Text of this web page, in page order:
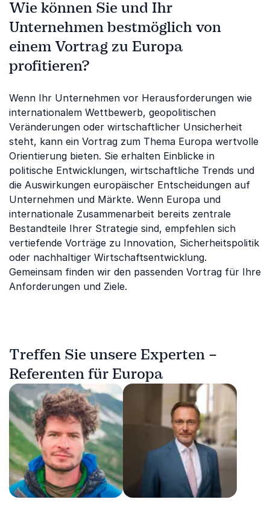
Wie können Sie und Ihr
Unternehmen bestmöglich von
einem Vortrag zu Europa
profitieren?
Wenn Ihr Unternehmen vor Herausforderungen wie
internationalem Wettbewerb, geopolitischen
Veränderungen oder wirtschaftlicher Unsicherheit
steht, kann ein Vortrag zum Thema Europa wertvolle
Orientierung bieten. Sie erhalten Einblicke in
politische Entwicklungen, wirtschaftliche Trends und
die Auswirkungen europäischer Entscheidungen auf
Unternehmen und Märkte. Wenn Europa und
internationale Zusammenarbeit bereits zentrale
Bestandteile Ihrer Strategie sind, empfehlen sich
vertiefende Vorträge zu Innovation, Sicherheitspolitik
oder nachhaltiger Wirtschaftsentwicklung.
Gemeinsam finden wir den passenden Vortrag für Ihre
Anforderungen und Ziele.
Treffen Sie unsere Experten –
Referenten für Europa